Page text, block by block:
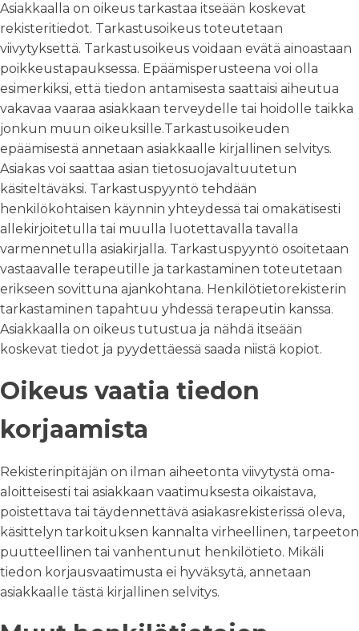
Asiakkaalla on oikeus tarkastaa itseään koskevat
rekisteritiedot. Tarkastusoikeus toteutetaan
viivytyksettä. Tarkastusoikeus voidaan evätä ainoastaan
poikkeustapauksessa. Epäämisperusteena voi olla
esimerkiksi, että tiedon antamisesta saattaisi aiheutua
vakavaa vaaraa asiakkaan terveydelle tai hoidolle taikka
jonkun muun oikeuksille.Tarkastusoikeuden
epäämisestä annetaan asiakkaalle kirjallinen selvitys.
Asiakas voi saattaa asian tietosuojavaltuutetun
käsiteltäväksi. Tarkastuspyyntö tehdään
henkilökohtaisen käynnin yhteydessä tai omakätisesti
allekirjoitetulla tai muulla luotettavalla tavalla
varmennetulla asiakirjalla. Tarkastuspyyntö osoitetaan
vastaavalle terapeutille ja tarkastaminen toteutetaan
erikseen sovittuna ajankohtana. Henkilötietorekisterin
tarkastaminen tapahtuu yhdessä terapeutin kanssa.
Asiakkaalla on oikeus tutustua ja nähdä itseään
koskevat tiedot ja pyydettäessä saada niistä kopiot.
Oikeus vaatia tiedon
korjaamista
Rekisterinpitäjän on ilman aiheetonta viivytystä oma-
aloitteisesti tai asiakkaan vaatimuksesta oikaistava,
poistettava tai täydennettävä asiakasrekisterissä oleva,
käsittelyn tarkoituksen kannalta virheellinen, tarpeeton
puutteellinen tai vanhentunut henkilötieto. Mikäli
tiedon korjausvaatimusta ei hyväksytä, annetaan
asiakkaalle tästä kirjallinen selvitys.